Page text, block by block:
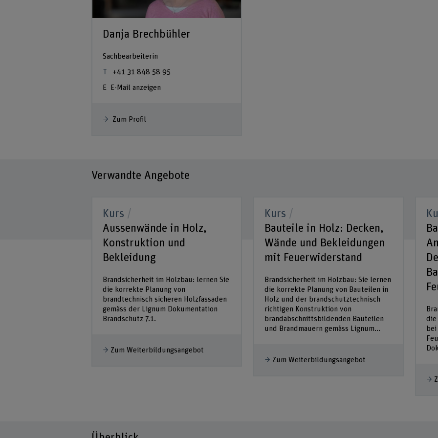
Danja Brechbühler
Sachbearbeiterin
+41 31 848 58 95
E-Mail anzeigen
Zum Profil
Verwandte Angebote
Kurs
Aussenwände in Holz,
Konstruktion und
Bekleidung
Brandsicherheit im Holzbau: lernen Sie
die korrekte Planung von
brandtechnisch sicheren Holzfassaden
gemäss der Lignum Dokumentation
Brandschutz 7.1.
Zum Weiterbildungsangebot
Kurs
Bauteile in Holz: Decken,
Wände und Bekleidungen
mit Feuerwiderstand
Brandsicherheit im Holzbau: Sie lernen
die korrekte Planung von Bauteilen in
Holz und der brandschutztechnisch
richtigen Konstruktion von
brandabschnittsbildenden Bauteilen
und Brandmauern gemäss Lignum...
Zum Weiterbildungsangebot
die